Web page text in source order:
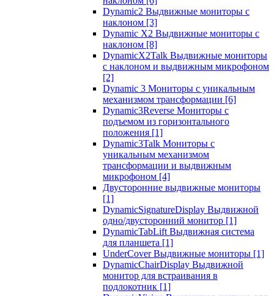
Dynamic2 Выдвижные мониторы с
наклоном [3]
Dynamic X2 Выдвижные мониторы с
наклоном [8]
DynamicX2Talk Выдвижные мониторы
с наклоном и выдвижным микрофоном
[2]
Dynamic 3 Мониторы с уникальным
механизмом трансформации [6]
Dynamic3Reverse Мониторы с
подъемом из горизонтального
положения [1]
Dynamic3Talk Мониторы с
уникальным механизмом
трансформации и выдвижным
микрофоном [4]
Двусторонние выдвижные мониторы
[1]
DynamicSignatureDisplay Выдвижной
одно/двусторонний монитор [1]
DynamicTabLift Выдвижная система
для планшета [1]
UnderCover Выдвижные мониторы [1]
DynamicChairDisplay Выдвижной
монитор для встраивания в
подлокотник [1]